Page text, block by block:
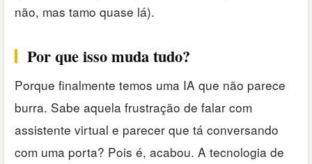
não, mas tamo quase lá).
Por que isso muda tudo?
Porque finalmente temos uma IA que não parece
burra. Sabe aquela frustração de falar com
assistente virtual e parecer que tá conversando
com uma porta? Pois é, acabou. A tecnologia de